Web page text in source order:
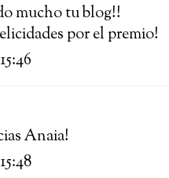
mucho tu blog!!
por el premio!
Anaia!